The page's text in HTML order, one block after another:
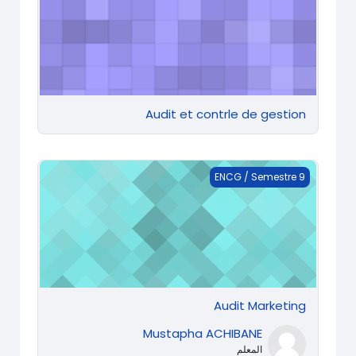
Audit et contrle de gestion
Audit Marketing
ENCG / Semestre 9
Audit Marketing
Mustapha ACHIBANE
المعلم